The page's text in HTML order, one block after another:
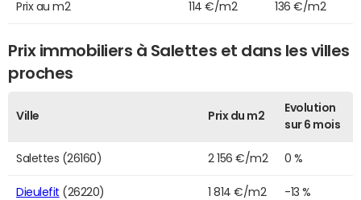
Prix au m2 114 €/m2 136 €/m2
Prix immobiliers à Salettes et dans les villes
proches
Ville Prix du m2
Evolution
sur 6 mois
Salettes (26160) 2 156 €/m2 0 %
Dieulefit (26220) 1 814 €/m2 -13 %